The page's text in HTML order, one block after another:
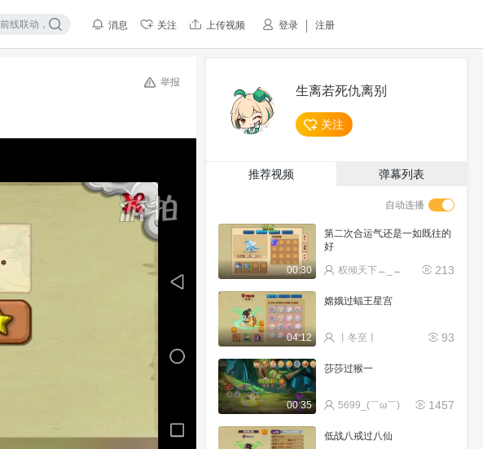
登录 注册
消息 关注 上传视频
举报
生离若死仇离别
关注
推荐视频 弹幕列表
自动连播
00:30
第二次合运气还是一如既往的
好
213
权倾天下←_←
04:12
嫦娥过蝠王星宫
93
丨冬至丨
00:35
莎莎过猴一
1457
5699_(￣ω￣)
低战八戒过八仙